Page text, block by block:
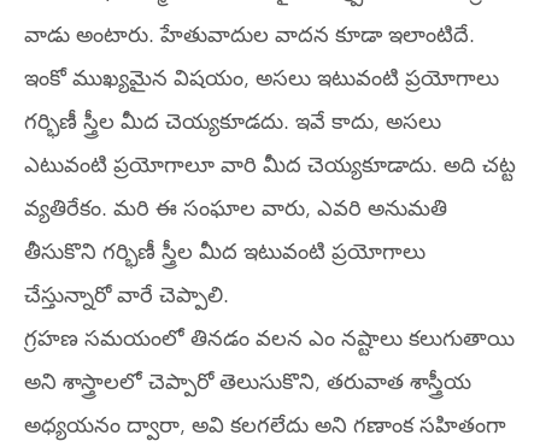
వాడు అంటారు. హేతువాదుల వాదన కూడా ఇలాంటిదే.
ఇంకో ముఖ్యమైన విషయం, అసలు ఇటువంటి ప్రయోగాలు
గర్భిణీ స్త్రీల మీద చెయ్యకూడదు. ఇవే కాదు, అసలు
ఎటువంటి ప్రయోగాలూ వారి మీద చెయ్యకూడాదు. అది చట్ట
వ్యతిరేకం. మరి ఈ సంఘాల వారు, ఎవరి అనుమతి
తీసుకొని గర్భిణీ స్త్రీల మీద ఇటువంటి ప్రయోగాలు
చేస్తున్నారో వారే చెప్పాలి.
గ్రహణ సమయంలో తినడం వలన ఎం నష్టాలు కలుగుతాయి
అని శాస్త్రాలలో చెప్పారో తెలుసుకొని, తరువాత శాస్త్రీయ
అధ్యయనం ద్వారా, అవి కలగలేదు అని గణాంక సహితంగా